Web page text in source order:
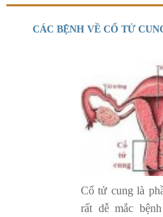
CÁC BỆNH VỀ CỔ TỬ
Cổ tử cung là
rất dễ mắc